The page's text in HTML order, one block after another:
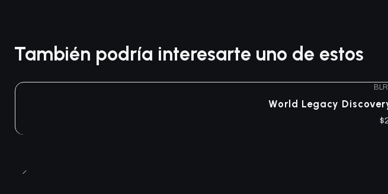
También podría interesarte uno de estos
World Legacy